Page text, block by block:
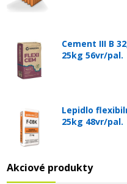
Cement III B
25kg 56vr/pal.
Lepidlo
25kg 48vr/pal.
Akciové produkty